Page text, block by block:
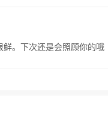
鲜。下次还是会照顾你的哦